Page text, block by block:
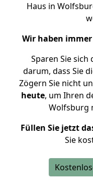
Haus in
Wir haben
Sparen Sie
darum, dass Sie
Zögern Sie nicht
heute, um Ihren
Wolfsburg
Füllen Sie jetzt
Sie